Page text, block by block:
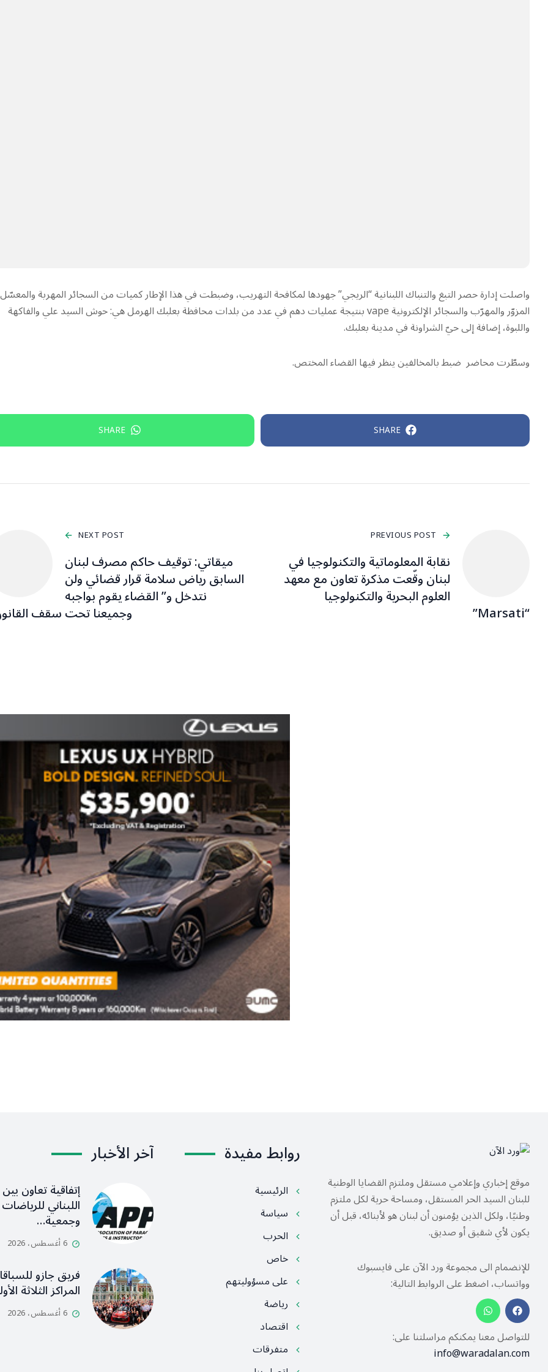
واصلت إدارة حصر التبغ والتنباك اللبنانية “الريجي” جهودها لمكافحة التهريب، وضبطت في هذا الإطار كميات من السجائر المهربة والمعسّل
المزوّر والمهرّب والسجائر الإلكترونية vape بنتيجة عمليات دهم في عدد من بلدات محافظة بعلبك الهرمل هي: حوش السيد علي والفاكهة
واللبوة، إضافة إلى حيّ الشراونة في مدينة بعلبك.
وسطّرت محاضر ضبط بالمخالفين ينظر فيها القضاء المختص.
SHARE
SHARE
PREVIOUS POST
نقابة المعلوماتية والتكنولوجيا في
لبنان وقّعت مذكرة تعاون مع معهد
العلوم البحرية والتكنولوجيا
“Marsati”
NEXT POST
ميقاتي: توقيف حاكم مصرف لبنان
السابق رياض سلامة قرار قضائي ولن
نتدخل و” القضاء يقوم بواجبه
وجميعنا تحت سقف
موقع إخباري وإعلامي مستقل وملتزم القضايا الوطنية
للبنان السيد الحر المستقل، ومساحة حرية لكل ملتزم
وطنيًا، ولكل الذين يؤمنون أن لبنان هو لأبنائه، قبل أن
يكون لأي شقيق أو صديق.
للإنضمام الى مجموعة ورد الآن على فايسبوك
وواتساب، اضغط على الروابط التالية:
للتواصل معنا يمكنكم مراسلتنا على:
info@waradalan.com
روابط مفيدة
الرئيسية
سياسة
الحرب
خاص
على مسؤوليتهم
رياضة
اقتصاد
متفرقات
آخر الأخبار
إتفاقية تعاون بين
اللبناني
وجمعية…
6 أغسطس، 2026
فريق جازو
المراكز الثلاثة
6 أغسطس، 2026